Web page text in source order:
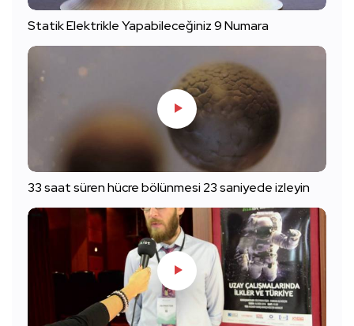
Statik Elektrikle Yapabileceğiniz 9 Numara
33 saat süren hücre bölünmesi 23 saniyede izleyin